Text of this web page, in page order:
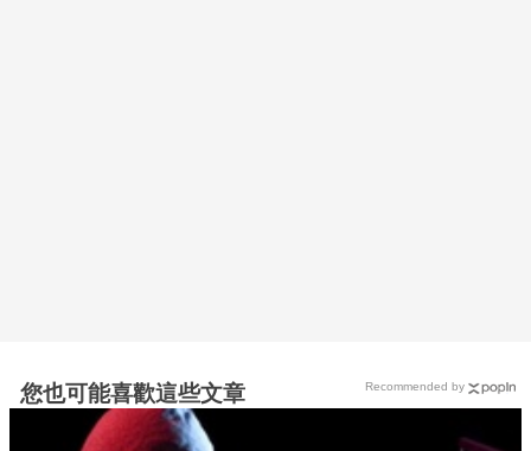
您也可能喜歡這些文章 Recommended by